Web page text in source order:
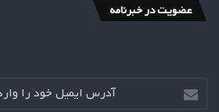
عضویت در خبرنامه
ایمیل